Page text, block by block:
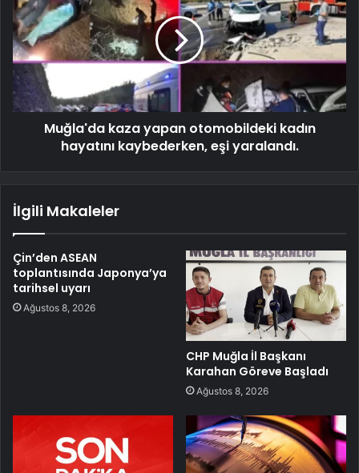
Muğla'da kaza yapan otomobildeki kadın
hayatını kaybederken, eşi yaralandı.
İlgili Makaleler
Çin’den ASEAN
toplantısında Japonya’ya
tarihsel uyarı
Ağustos 8, 2026
CHP Muğla İl Başkanı
Karahan Göreve Başladı
Ağustos 8, 2026